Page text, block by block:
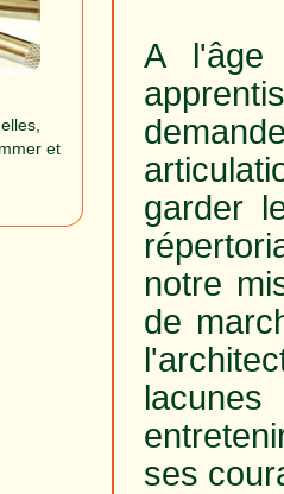
et
A l'âge
garder
notre
de
ses